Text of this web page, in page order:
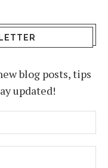
blog posts, tips
updated!